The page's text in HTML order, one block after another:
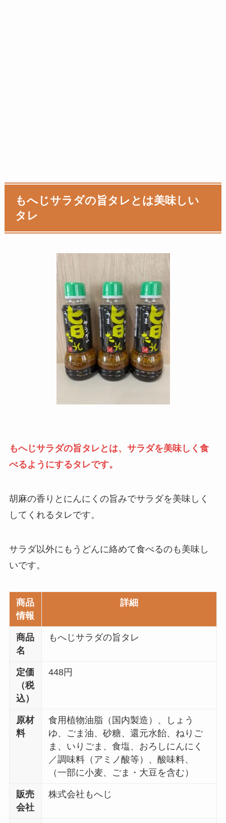
もへじサラダの旨タレとは美味しい
タレ
もへじサラダの旨タレとは、サラダを美味しく食
べるようにするタレです。
胡麻の香りとにんにくの旨みでサラダを美味しく
してくれるタレです。
サラダ以外にもうどんに絡めて食べるのも美味し
いです。
商品
情報
詳細
商品
名
もへじサラダの旨タレ
定価
（税
込）
448円
原材
料
食用植物油脂（国内製造）、しょう
ゆ、ごま油、砂糖、還元水飴、ねりご
ま、いりごま、食塩、おろしにんにく
／調味料（アミノ酸等）、酸味料、
（一部に小麦、ごま・大豆を含む）
販売
会社
株式会社もへじ